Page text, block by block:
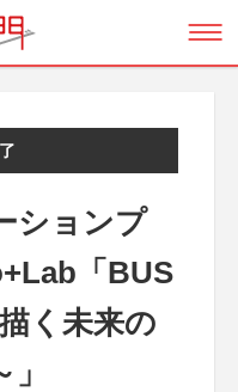
ションプ
「BUS
く未来の